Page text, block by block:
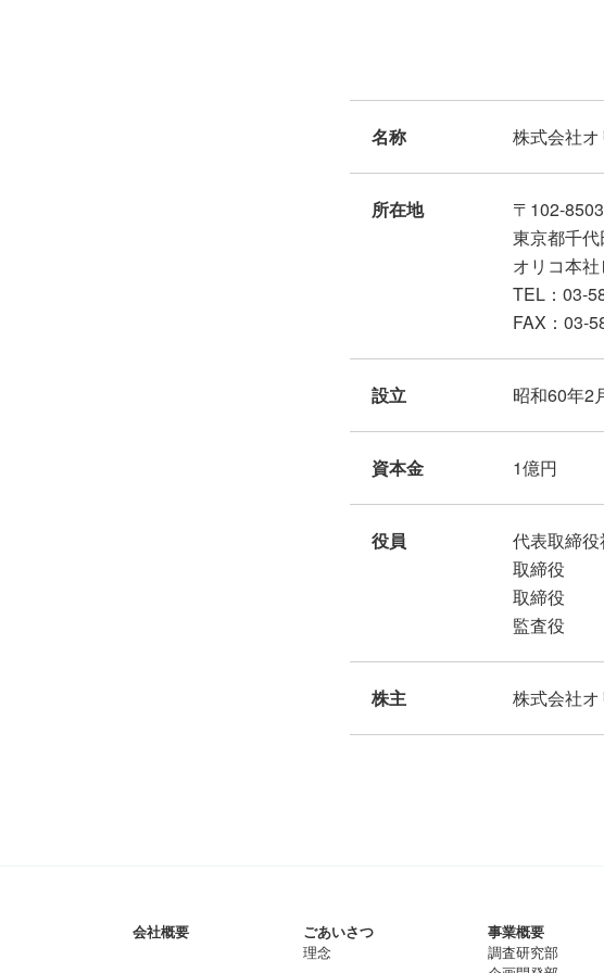
名称 株式会社
所在地
〒102-8503
東京都千
オリコ本
TEL：03-
FAX：03-
設立 昭和60年2
資本金 1億円
役員 代表取締
取締役
取締役
監査役
株主 株式会社オ
会社概要
ごあいさつ
理念
事業概要
調査研究部